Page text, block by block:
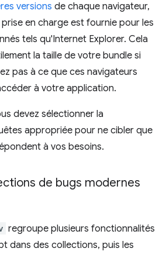
versions de chaque navigateur,
en charge est fournie pour les
tels qu'Internet Explorer. Cela
la taille de votre bundle si
pas à ce que ces navigateurs
à votre application.
devez sélectionner la
appropriée pour ne cibler que
à vos besoins.
de bugs modernes
regroupe plusieurs fonctionnalités
dans des collections, puis les